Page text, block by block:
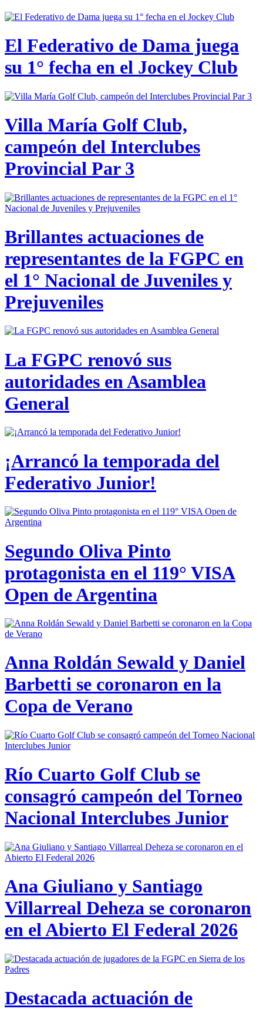
El Federativo de Dama juega
su 1° fecha en el Jockey Club
Villa María Golf Club,
campeón del Interclubes
Provincial Par 3
Brillantes actuaciones de
representantes de la FGPC en
el 1° Nacional de Juveniles y
Prejuveniles
La FGPC renovó sus
autoridades en Asamblea
General
¡Arrancó la temporada del
Federativo Junior!
Segundo Oliva Pinto
protagonista en el 119° VISA
Open de Argentina
Anna Roldán Sewald y Daniel
Barbetti se coronaron en la
Copa de Verano
Río Cuarto Golf Club se
consagró campeón del Torneo
Nacional Interclubes Junior
Ana Giuliano y Santiago
Villarreal Deheza se coronaron
en el Abierto El Federal 2026
Destacada actuación de